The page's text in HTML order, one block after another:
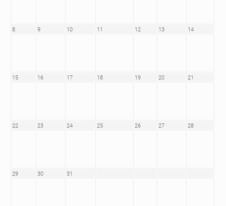
8 9 10 11 12 13 14
15 16 17 18 19 20 21
22 23 24 25 26 27 28
29 30 31